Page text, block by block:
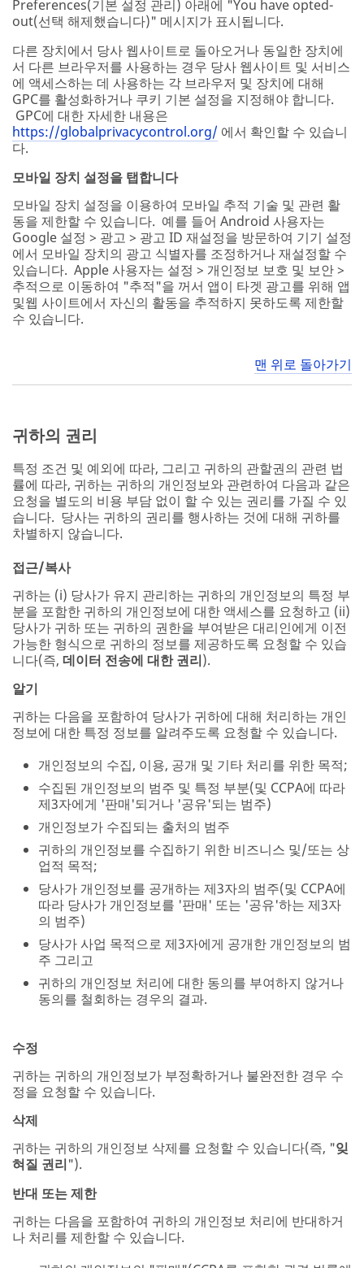
Preferences(기본 설정 관리) 아래에 "You have opted-
out(선택 해제했습니다)" 메시지가 표시됩니다.
다른 장치에서 당사 웹사이트로 돌아오거나 동일한 장치에
서 다른 브라우저를 사용하는 경우 당사 웹사이트 및 서비스
에 액세스하는 데 사용하는 각 브라우저 및 장치에 대해
GPC를 활성화하거나 쿠키 기본 설정을 지정해야 합니다.
GPC에 대한 자세한 내용은
https://globalprivacycontrol.org/ 에서 확인할 수 있습니
다.
모바일 장치 설정을 탭합니다
모바일 장치 설정을 이용하여 모바일 추적 기술 및 관련 활
동을 제한할 수 있습니다. 예를 들어 Android 사용자는
Google 설정 > 광고 > 광고 ID 재설정을 방문하여 기기 설정
에서 모바일 장치의 광고 식별자를 조정하거나 재설정할 수
있습니다. Apple 사용자는 설정 > 개인정보 보호 및 보안 >
추적으로 이동하여 "추적"을 꺼서 앱이 타겟 광고를 위해 앱
및웹 사이트에서 자신의 활동을 추적하지 못하도록 제한할
수 있습니다.
맨 위로 돌아가기
귀하의 권리
특정 조건 및 예외에 따라, 그리고 귀하의 관할권의 관련 법
률에 따라, 귀하는 귀하의 개인정보와 관련하여 다음과 같은
요청을 별도의 비용 부담 없이 할 수 있는 권리를 가질 수 있
습니다. 당사는 귀하의 권리를 행사하는 것에 대해 귀하를
차별하지 않습니다.
접근/복사
귀하는 (i) 당사가 유지 관리하는 귀하의 개인정보의 특정 부
분을 포함한 귀하의 개인정보에 대한 액세스를 요청하고 (ii)
당사가 귀하 또는 귀하의 권한을 부여받은 대리인에게 이전
가능한 형식으로 귀하의 정보를 제공하도록 요청할 수 있습
니다(즉, 데이터 전송에 대한 권리).
알기
귀하는 다음을 포함하여 당사가 귀하에 대해 처리하는 개인
정보에 대한 특정 정보를 알려주도록 요청할 수 있습니다.
개인정보의 수집, 이용, 공개 및 기타 처리를 위한 목적;
수집된 개인정보의 범주 및 특정 부분(및 CCPA에 따라
제3자에게 '판매'되거나 '공유'되는 범주)
개인정보가 수집되는 출처의 범주
귀하의 개인정보를 수집하기 위한 비즈니스 및/또는 상
업적 목적;
당사가 개인정보를 공개하는 제3자의 범주(및 CCPA에
따라 당사가 개인정보를 '판매' 또는 '공유'하는 제3자
의 범주)
당사가 사업 목적으로 제3자에게 공개한 개인정보의 범
주 그리고
귀하의 개인정보 처리에 대한 동의를 부여하지 않거나
동의를 철회하는 경우의 결과.
수정
귀하는 귀하의 개인정보가 부정확하거나 불완전한 경우 수
정을 요청할 수 있습니다.
삭제
귀하는 귀하의 개인정보 삭제를 요청할 수 있습니다(즉, "잊
혀질 권리").
반대 또는 제한
귀하는 다음을 포함하여 귀하의 개인정보 처리에 반대하거
나 처리를 제한할 수 있습니다.